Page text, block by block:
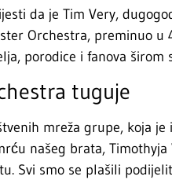
da je Tim Very,
Orchestra, preminuo u
porodice i fanova širom
tuguje
mreža grupe, koja je
našeg brata, Timothyja
Svi smo se plašili